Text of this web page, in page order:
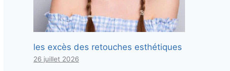
les excès des retouches esthétiques
26 juillet 2026